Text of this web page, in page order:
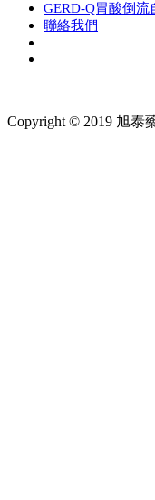
GERD-Q胃酸倒流
聯絡我們
Copyright © 2019 旭泰